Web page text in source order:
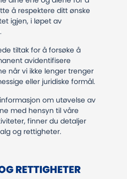
å respektere ditt ønske
igjen, i løpet av
tiltak for å forsøke å
avidentifisere
når vi ikke lenger trenger
eller juridiske formål.
om utøvelse av
med hensyn til våre
finner du detaljer
og rettigheter.
RETTIGHETER